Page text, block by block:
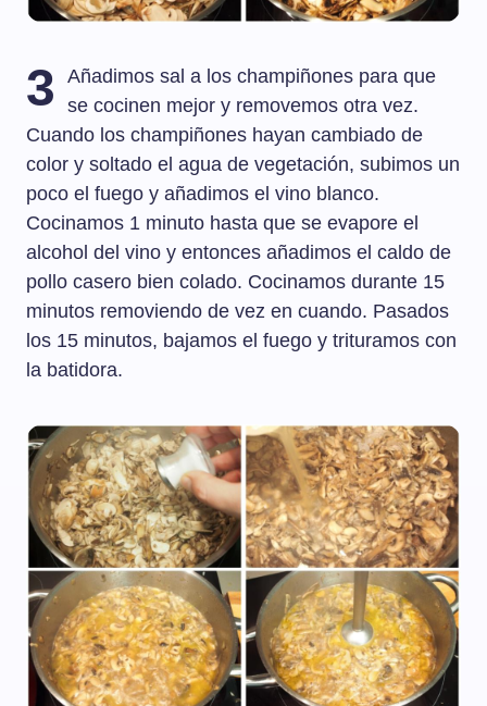
3
Añadimos sal a los champiñones para que
se cocinen mejor y removemos otra vez.
Cuando los champiñones hayan cambiado de
color y soltado el agua de vegetación, subimos un
poco el fuego y añadimos el vino blanco.
Cocinamos 1 minuto hasta que se evapore el
alcohol del vino y entonces añadimos el caldo de
pollo casero bien colado. Cocinamos durante 15
minutos removiendo de vez en cuando. Pasados
los 15 minutos, bajamos el fuego y trituramos con
la batidora.